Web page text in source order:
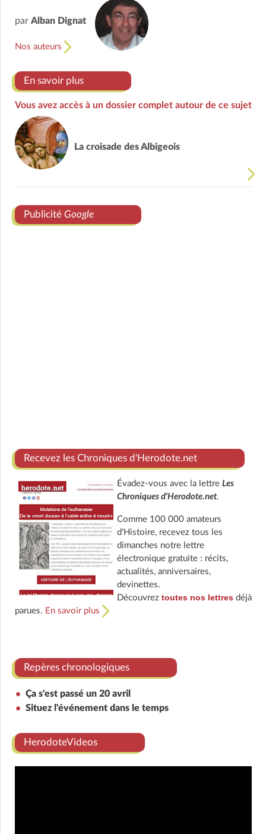
par Alban Dignat
Nos auteurs
En savoir plus
Vous avez accès à un dossier complet autour de ce sujet
La croisade des Albigeois
Publicité Google
Recevez les Chroniques d'Herodote.net
Évadez-vous avec la lettre Les
Chroniques d'Herodote.net.
Comme 100 000 amateurs
d'Histoire, recevez tous les
dimanches notre lettre
électronique gratuite : récits,
actualités, anniversaires,
devinettes.
Découvrez toutes nos lettresdéjà
parues. En savoir plus
Repères chronologiques
Ça s'est passé un 20 avril
Situez l'événement dans le temps
HerodoteVideos